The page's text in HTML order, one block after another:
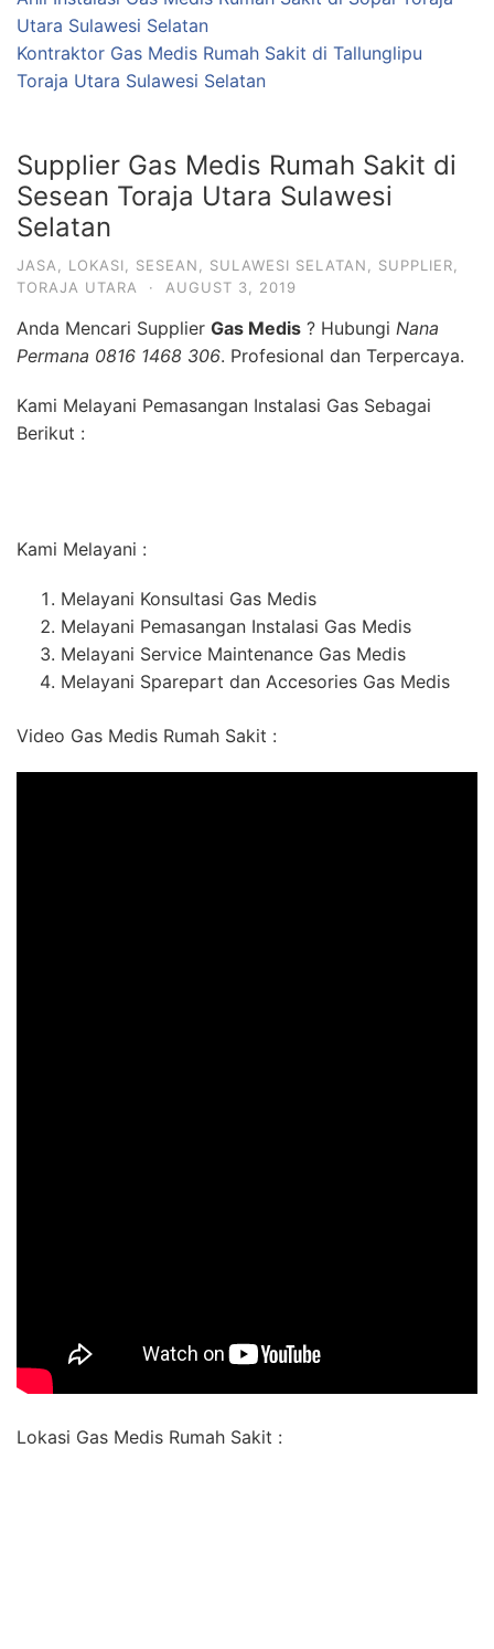
Utara Sulawesi Selatan
Kontraktor Gas Medis Rumah Sakit di Tallunglipu
Toraja Utara Sulawesi Selatan
Supplier Gas Medis Rumah Sakit di
Sesean Toraja Utara Sulawesi
Selatan
JASA LOKASI SESEAN SULAWESI SELATAN SUPPLIER
TORAJA UTARA
· AUGUST 3, 2019
Anda Mencari Supplier Gas Medis ? Hubungi Nana
Permana 0816 1468 306. Profesional dan Terpercaya.
Kami Melayani Pemasangan Instalasi Gas Sebagai
Berikut :
Kami Melayani :
Melayani Konsultasi Gas Medis
Melayani Pemasangan Instalasi Gas Medis
Melayani Service Maintenance Gas Medis
Melayani Sparepart dan Accesories Gas Medis
Video Gas Medis Rumah Sakit :
Lokasi Gas Medis Rumah Sakit :